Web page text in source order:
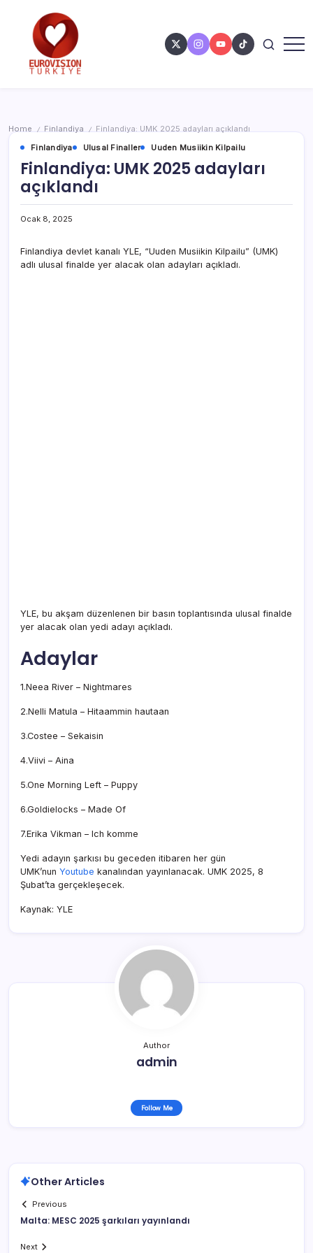
Home / Finlandiya /
Finlandiya: UMK 2025 adayları açıklandı
Finlandiya
Ulusal Finaller Uuden Musiikin Kilpailu
Finlandiya: UMK 2025 adayları
açıklandı
Ocak 8, 2025
Finlandiya devlet kanalı YLE, “Uuden Musiikin Kilpailu” (UMK)
adlı ulusal finalde yer alacak olan adayları açıkladı.
YLE, bu akşam düzenlenen bir basın toplantısında ulusal finalde
yer alacak olan yedi adayı açıkladı.
Adaylar
1.Neea River – Nightmares
2.Nelli Matula – Hitaammin hautaan
3.Costee – Sekaisin
4.Viivi – Aina
5.One Morning Left – Puppy
6.Goldielocks – Made Of
7.Erika Vikman – Ich komme
Yedi adayın şarkısı bu geceden itibaren her gün
UMK’nun Youtube kanalından yayınlanacak. UMK 2025, 8
Şubat’ta gerçekleşecek.
Kaynak: YLE
Author
admin
Follow Me
Other Articles
Previous
Malta: MESC 2025 şarkıları yayınlandı
Next